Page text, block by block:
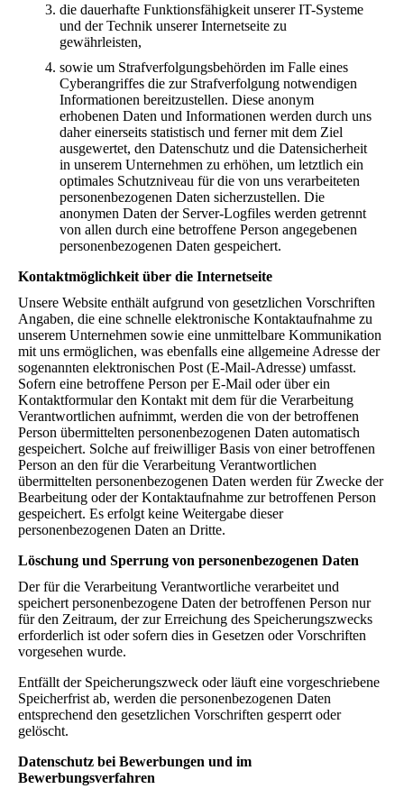
die dauerhafte Funktionsfähigkeit unserer IT-Systeme
und der Technik unserer Internetseite zu
gewährleisten,
sowie um Strafverfolgungsbehörden im Falle eines
Cyberangriffes die zur Strafverfolgung notwendigen
Informationen bereitzustellen. Diese anonym
erhobenen Daten und Informationen werden durch uns
daher einerseits statistisch und ferner mit dem Ziel
ausgewertet, den Datenschutz und die Datensicherheit
in unserem Unternehmen zu erhöhen, um letztlich ein
optimales Schutzniveau für die von uns verarbeiteten
personenbezogenen Daten sicherzustellen. Die
anonymen Daten der Server-Logfiles werden getrennt
von allen durch eine betroffene Person angegebenen
personenbezogenen Daten gespeichert.
Kontaktmöglichkeit über die Internetseite
Unsere Website enthält aufgrund von gesetzlichen Vorschriften
Angaben, die eine schnelle elektronische Kontaktaufnahme zu
unserem Unternehmen sowie eine unmittelbare Kommunikation
mit uns ermöglichen, was ebenfalls eine allgemeine Adresse der
sogenannten elektronischen Post (E-Mail-Adresse) umfasst.
Sofern eine betroffene Person per E-Mail oder über ein
Kontaktformular den Kontakt mit dem für die Verarbeitung
Verantwortlichen aufnimmt, werden die von der betroffenen
Person übermittelten personenbezogenen Daten automatisch
gespeichert. Solche auf freiwilliger Basis von einer betroffenen
Person an den für die Verarbeitung Verantwortlichen
übermittelten personenbezogenen Daten werden für Zwecke der
Bearbeitung oder der Kontaktaufnahme zur betroffenen Person
gespeichert. Es erfolgt keine Weitergabe dieser
personenbezogenen Daten an Dritte.
Löschung und Sperrung von personenbezogenen Daten
Der für die Verarbeitung Verantwortliche verarbeitet und
speichert personenbezogene Daten der betroffenen Person nur
für den Zeitraum, der zur Erreichung des Speicherungszwecks
erforderlich ist oder sofern dies in Gesetzen oder Vorschriften
vorgesehen wurde.
Entfällt der Speicherungszweck oder läuft eine vorgeschriebene
Speicherfrist ab, werden die personenbezogenen Daten
entsprechend den gesetzlichen Vorschriften gesperrt oder
gelöscht.
Datenschutz bei Bewerbungen und im
Bewerbungsverfahren